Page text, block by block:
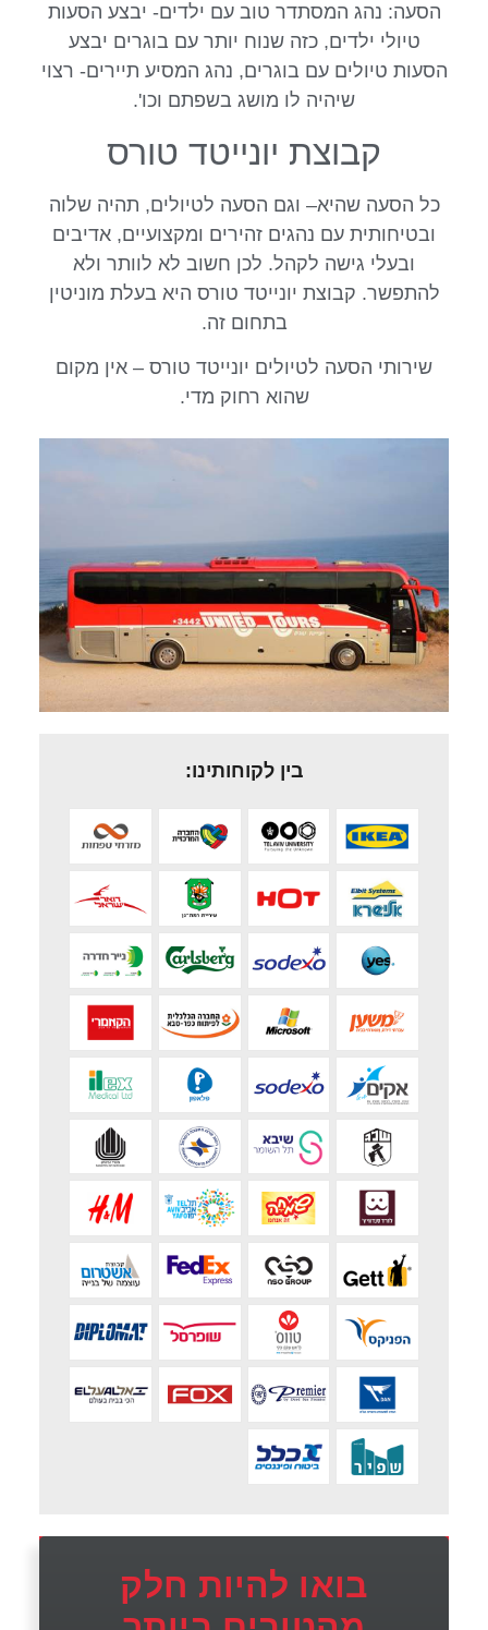
הסעה: נהג המסתדר טוב עם ילדים- יבצע הסעות
טיולי ילדים, כזה שנוח יותר עם בוגרים יבצע
הסעות טיולים עם בוגרים, נהג המסיע תיירים- רצוי
שיהיה לו מושג בשפתם וכו'.
קבוצת יונייטד טורס
כל הסעה שהיא– וגם הסעה לטיולים, תהיה שלוה
ובטיחותית עם נהגים זהירים ומקצועיים, אדיבים
ובעלי גישה לקהל. לכן חשוב לא לוותר ולא
להתפשר. קבוצת יונייטד טורס היא בעלת מוניטין
בתחום זה.
שירותי הסעה לטיולים יונייטד טורס – אין מקום
שהוא רחוק מדי.
בין לקוחותינו:
בואו להיות חלק